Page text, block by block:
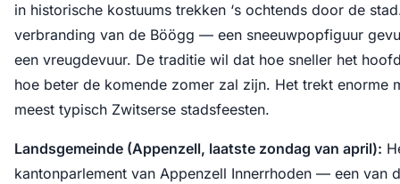
in historische kostuums trekken ‘s ochtends door de
verbranding van de Böögg — een sneeuwpopfiguur
een vreugdevuur. De traditie wil dat hoe sneller het
hoe beter de komende zomer zal zijn. Het trekt enorme
meest typisch Zwitserse stadsfeesten.
Landsgemeinde (Appenzell, laatste zondag van april):
kantonparlement van Appenzell Innerrhoden — een van